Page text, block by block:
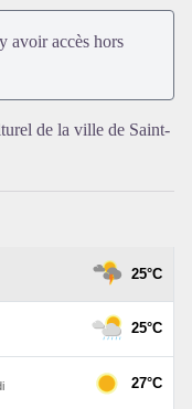
en plein écran
avoir accès hors
de la ville de Saint-